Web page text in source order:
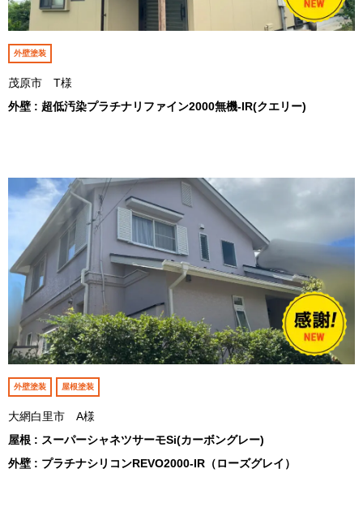
外壁塗装
茂原市 T様
外壁 : 超低汚染プラチナリファイン2000無機-IR(クエリー)
外壁塗装 屋根塗装
大網白里市 A様
屋根 : スーパーシャネツサーモSi(カーボングレー)
外壁 : プラチナシリコンREVO2000-IR（ローズグレイ）